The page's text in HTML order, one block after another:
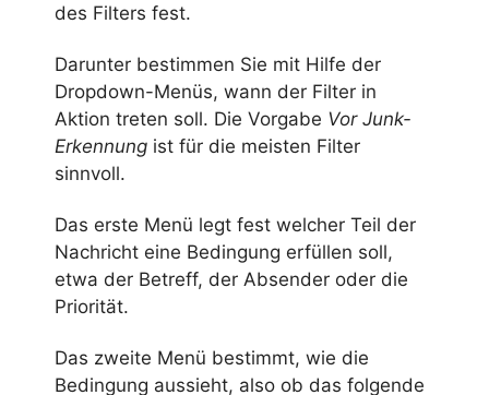
des Filters fest.
Darunter bestimmen Sie mit Hilfe der
Dropdown-Menüs, wann der Filter in
Aktion treten soll. Die Vorgabe Vor Junk-
Erkennung ist für die meisten Filter
sinnvoll.
Das erste Menü legt fest welcher Teil der
Nachricht eine Bedingung erfüllen soll,
etwa der Betreff, der Absender oder die
Priorität.
Das zweite Menü bestimmt, wie die
Bedingung aussieht, also ob das folgende